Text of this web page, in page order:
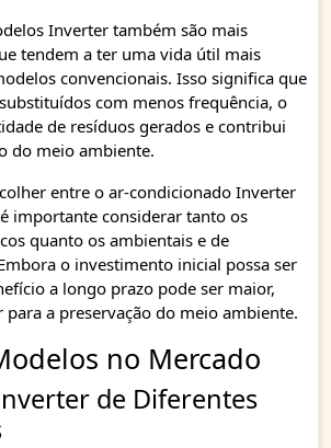
Inverter também são mais
tendem a ter uma vida útil mais
convencionais. Isso significa que
com menos frequência, o
de resíduos gerados e contribui
do meio ambiente.
entre o ar-condicionado Inverter
importante considerar tanto os
quanto os ambientais e de
o investimento inicial possa ser
a longo prazo pode ser maior,
a preservação do meio ambiente.
no Mercado
de Diferentes